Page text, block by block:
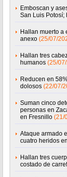
Emboscan y
San Luis Potosí;
Hallan muerto a
anexo (25/07/
Hallan tres
humanos (25/
Reducen en
dolosos (22/07/
Suman cinco
personas en
en Fresnillo (21/
Ataque armado
cuatro heridos
Hallan tres
costado de